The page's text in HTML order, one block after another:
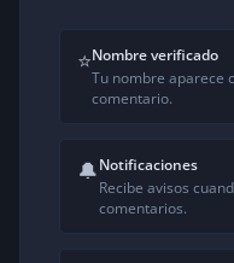
⭐Nombre verificado
Tu nombre aparece
comentario.
🔔Notificaciones
Recibe avisos
comentarios.